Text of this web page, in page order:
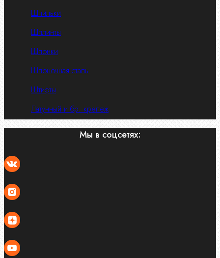
Шпильки
Шплинты
Шпонки
Шпоночная сталь
Штифты
Латунный и бр. крепеж
Мы в соцсетях: